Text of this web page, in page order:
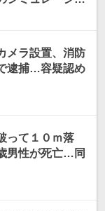
メラ設置、消防
逮捕…容疑認め
って１０ｍ落
男性が死亡…同